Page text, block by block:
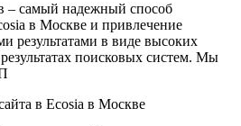
– самый надежный способ
в Москве и привлечение
результатами в виде высоких
поисковых систем. Мы
в Ecosia в Москве